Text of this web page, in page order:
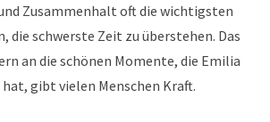
Zusammenhalt oft die wichtigsten
die schwerste Zeit zu überstehen. Das
an die schönen Momente, die Emilia
gibt vielen Menschen Kraft.